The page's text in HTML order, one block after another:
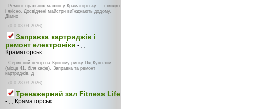
Ремонт пральних машин у Краматорську — швидко
і якісно. Досвідчені майстри виїжджають додому.
Діагно
(0-0-03.04.2026)
Заправка картриджів і
ремонт електроніки - , ,
Краматорськ.
Сервісний центр на Критому ринку Під Куполом
(місце 41, біля кафе). Заправка та ремонт
картриджів, д
(0-0-28.03.2026)
Тренажерний зал Fitness Life
- , , Краматорськ.